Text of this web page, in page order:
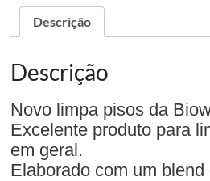
Descrição
Descrição
Novo limpa pisos da
Excelente produto para
em geral.
Elaborado com um